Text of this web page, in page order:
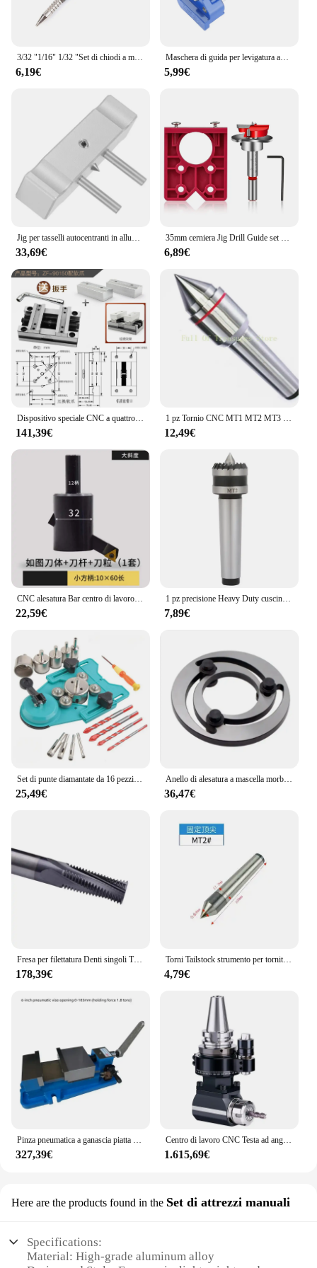
3/32 "1/16" 1/32 "Set di chiodi a molla senza martello 5000 PSI fori centrali punzone a molla punta per trapano in metallo per legno
6,19€
Maschera di guida per levigatura autocentrante per scalpelli per lame per affilare ferri da stiro strumento per la lavorazione del legno
5,99€
Jig per tasselli autocentranti in alluminio, Scriber centrale, strumento per centrotavola per marcatura per coltello, metallo, Barstock, legno ecc
33,69€
35mm cerniera Jig Drill Guide set cerniera porta trapano foro Cutter cerniera nascosta Jig con posizionatore Bit per mobili in legno
6,89€
Dispositivo speciale CNC a quattro assi a cinque assi Morsa autocentrante CNC Dispositivo di centraggio multi-stazioni pinza concentrica a bocca piatta
141,39€
1 pz Tornio CNC MT1 MT2 MT3 ad alta precisione impermeabile centro rotante esterno corpo rotante ditale Morse tornitura cen
12,49€
CNC alesatura Bar centro di lavoro mandrino incisione e fresatura macchine utensili fresa tagliatelle volanti portautensili
22,59€
1 pz precisione Heavy Duty cuscinetto contropunta centro metallo tornio per legno utensile per tornitura tornio annodato contropunta 0.01MM alta qualità
7,89€
Set di punte diamantate da 16 pezzi con dispositivo di guida per sega a tazza, localizzatore di centraggio regolabile supporto di aspirazione piastrelle in ceramica di vetro
25,49€
Anello di alesatura a mascella morbida regolabile per portautensili da taglio per tornitura centrale della macchina per mandrino per tornio CNC ad alta precisione 0,005
36,47€
Fresa per filettatura Denti singoli Tre denti Tutti i denti Centro di lavoro speciale in alluminio Fresa in lega di tungsteno CNC
178,39€
Torni Tailstock strumento per tornitura del legno MT1 MT2 MT3 MT4 cono Morse Half Notch Center Machine tornio CNC utensile per tornitura WORKHOLDING
4,79€
327,39€
Centro di lavoro CNC Testa ad angolo di 90 gradi BT40 BT50 BT30 ER Fresa laterale Doppia testa Doppia uscita ad angolo retto
1.615,69€
Here are the products found in the Set di attrezzi manuali
Specifications:
Material: High-grade aluminum alloy